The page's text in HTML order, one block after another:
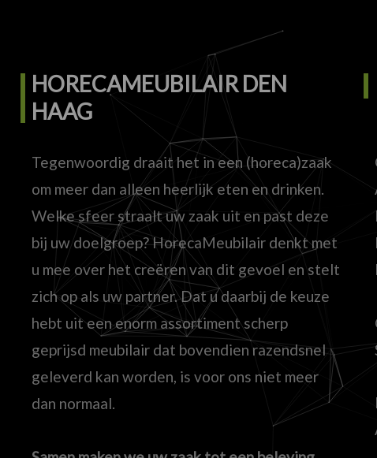
HORECAMEUBILAIR DEN
HAAG
Tegenwoordig draait het in een (horeca)zaak
om meer dan alleen heerlijk eten en drinken.
Welke sfeer straalt uw zaak uit en past deze
bij uw doelgroep? HorecaMeubilair denkt met
u mee over het creëren van dit gevoel en stelt
zich op als uw partner. Dat u daarbij de keuze
hebt uit een enorm assortiment scherp
geprijsd meubilair dat bovendien razendsnel
geleverd kan worden, is voor ons niet meer
dan normaal.